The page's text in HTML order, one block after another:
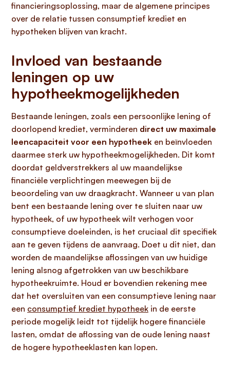
financieringsoplossing, maar de algemene principes
over de relatie tussen consumptief krediet en
hypotheken blijven van kracht.
Invloed van bestaande
leningen op uw
hypotheekmogelijkheden
Bestaande leningen, zoals een persoonlijke lening of
doorlopend krediet, verminderen direct uw maximale
leencapaciteit voor een hypotheek en beïnvloeden
daarmee sterk uw hypotheekmogelijkheden. Dit komt
doordat geldverstrekkers al uw maandelijkse
financiële verplichtingen meewegen bij de
beoordeling van uw draagkracht. Wanneer u van plan
bent een bestaande lening over te sluiten naar uw
hypotheek, of uw hypotheek wilt verhogen voor
consumptieve doeleinden, is het cruciaal dit specifiek
aan te geven tijdens de aanvraag. Doet u dit niet, dan
worden de maandelijkse aflossingen van uw huidige
lening alsnog afgetrokken van uw beschikbare
hypotheekruimte. Houd er bovendien rekening mee
dat het oversluiten van een consumptieve lening naar
een consumptief krediet hypotheek in de eerste
periode mogelijk leidt tot tijdelijk hogere financiële
lasten, omdat de aflossing van de oude lening naast
de hogere hypotheeklasten kan lopen.